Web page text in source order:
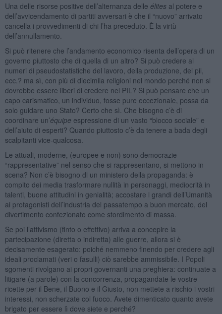
Una delle risorse positive dell’alternanza delle élitesal potere e
dell’avvicendamento di partiti avversari è che il “nuovo” arrivato
cancella i provvedimenti di chi l’ha preceduto. È la virtù
dell’annullamento.
Si può ritenere che l’andamento economico risenta dell’opera di un
governo piuttosto che di quella di un altro? Si può credere ai
numeri di pseudostatistiche del lavoro, della produzione, del pil,
ecc.? ma sì, con più di diecimila religioni nel mondo perché non si
dovrebbe essere liberi di credere nel PIL? Si può pensare che un
capo carismatico, un individuo, fosse pure eccezionale, possa da
solo guidare uno Stato? Certo che sì. Che bisogno c’è di
coordinare un’équipe espressione di un vasto “blocco sociale” e
dell’aiuto di esperti? Quando piuttosto c’è da tenere a bada degli
scalpitanti vice-qualcosa.
Le attuali, moderne, (europee e non) sono democrazie
“rappresentative” nel senso che si rappresentano, si mettono in
scena? Non c’è bisogno di un ministero della propaganda: è
compito dei media trasformare nullità in personaggi, mediocrità in
talenti, buone attitudini in genialità; accostare i grandi dell’Umanità
ai protagonisti dell’industria del passatempo a buon mercato, del
divertimento confezionato come stordimento di massa.
Se poi l’attivismo (finto o effettivo) arriva a concepire la
partecipazione (diretta o indiretta) alle guerre, allora si è
decisamente esagerato: poiché nemmeno finendo per credere agli
ideali proclamati (veri o fasulli) ciò sarebbe ammissibile. I Popoli
sgomenti rivolgano ai propri governanti una preghiera: continuate a
litigare (a parole) con la concorrenza, propagandate le vostre
ricette per il Bene, il Buono e il Giusto, non mettete a rischio i vostri
interessi, non scherzate col fuoco. Avete dimenticato quanto avete
brigato per essere lì dove siete e perché?